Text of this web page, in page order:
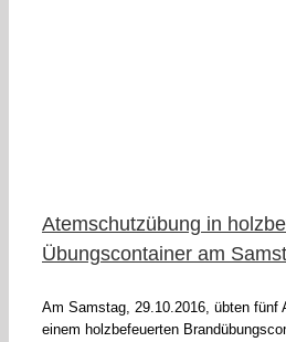
Atemschutzübung in
Übungscontainer am
Am Samstag, 29.10.2016, übten fünf
einem holzbefeuerten